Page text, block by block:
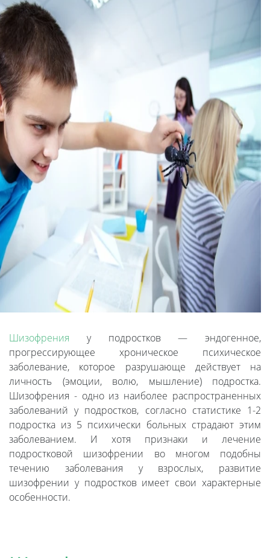
Шизофрения у подростков — эндогенное,
прогрессирующее хроническое психическое
заболевание, которое разрушающе действует на
личность (эмоции, волю, мышление) подростка.
Шизофрения - одно из наиболее распространенных
заболеваний у подростков, согласно статистике 1-2
подростка из 5 психически больных страдают этим
заболеванием. И хотя признаки и лечение
подростковой шизофрении во многом подобны
течению заболевания у взрослых, развитие
шизофрении у подростков имеет свои характерные
особенности.